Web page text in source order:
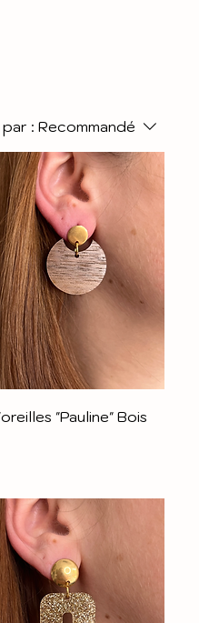
: Recommandé
"Pauline" Bois